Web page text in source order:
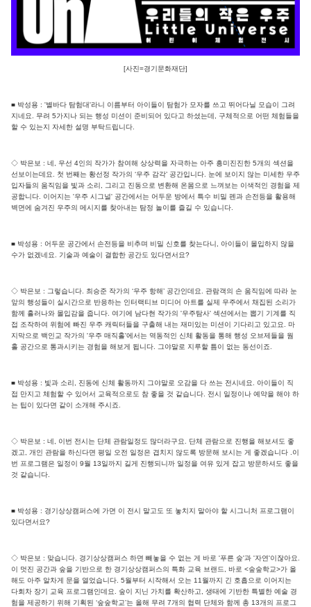
[사진=경기문화재단]
■ 박성용 : '별바다 탐험대'라니 이름부터 아이들이 탐험가 모자를 쓰고 뛰어다닐 모습이 그려
지네요. 무려 5가지나 되는 행성 미션이 준비되어 있다고 하셨는데, 구체적으로 어떤 체험들을
할 수 있는지 자세한 설명 부탁드립니다.
◇ 박은보 : 네, 우선 4인의 작가가 참여해 상상력을 자극하는 아주 흥미진진한 5개의 섹션을
선보이는데요. 첫 번째는 황선정 작가의 ‘우주 감각’ 공간입니다. 눈에 보이지 않는 미세한 우주
입자들의 움직임을 빛과 소리, 그리고 진동으로 변환해 온몸으로 느껴보는 이색적인 경험을 제
공합니다. 이어지는 '우주 시그널' 공간에서는 어두운 방에서 특수 비밀 펜과 손전등을 활용해
벽면에 숨겨진 우주의 메시지를 찾아내는 탐정 놀이를 즐길 수 있습니다.
■ 박성용 : 어두운 공간에서 손전등을 비추며 비밀 신호를 찾는다니, 아이들이 몰입하지 않을
수가 없겠네요. 기술과 예술이 결합한 공간도 있다면서요?
◇ 박은보 : 그렇습니다. 최승준 작가의 ‘우주 항해’ 공간인데요. 관람객의 손 움직임에 따라 눈
앞의 행성들이 실시간으로 반응하는 인터랙티브 미디어 아트를 실제 우주에서 채집된 소리가
함께 흘러나와 몰입감을 줍니다. 여기에 남다현 작가의 '우주탐사' 섹션에서는 뽑기 기계를 직
접 조작하여 위험에 빠진 우주 캐릭터들을 구출해 내는 재미있는 미션이 기다리고 있고요. 마
지막으로 백인교 작가의 '우주 매직홀'에서는 역동적인 신체 활동을 통해 행성 오브제들을 웜
홀 공간으로 통과시키는 경험을 해보게 됩니다. 그야말로 지루할 틈이 없는 동선이죠.
■ 박성용 : 빛과 소리, 진동에 신체 활동까지 그야말로 오감을 다 쓰는 전시네요. 아이들이 직
접 만지고 체험할 수 있어서 교육적으로도 참 좋을 것 같습니다. 전시 일정이나 예약을 해야 하
는 팁이 있다면 같이 소개해 주시죠.
◇ 박은보 : 네, 이번 전시는 단체 관람일정도 많더라구요. 단체 관람으로 진행을 해보셔도 좋
겠고, 개인 관람을 하신다면 평일 오전 일정은 겹치지 않도록 방문해 보시는 게 좋겠습니다 .이
번 프로그램은 일정이 9월 13일까지 길게 진행되니까 일정을 여유 있게 잡고 방문하셔도 좋을
것 같습니다.
■ 박성용 : 경기상상캠퍼스에 가면 이 전시 말고도 또 놓치지 말아야 할 시그니처 프로그램이
있다면서요?
◇ 박은보 : 맞습니다. 경기상상캠퍼스 하면 빼놓을 수 없는 게 바로 '푸른 숲'과 '자연'이잖아요.
이 멋진 공간과 숲을 기반으로 한 경기상상캠퍼스의 특화 교육 브랜드, 바로 <숲숲학교>가 올
해도 아주 알차게 문을 열었습니다. 5월부터 시작해서 오는 11월까지 긴 호흡으로 이어지는
다회차 장기 교육 프로그램인데요. 숲이 지닌 가치를 확산하고, 생태에 기반한 특별한 예술 경
험을 제공하기 위해 기획된 ‘숲숲학교’는 올해 무려 7개의 협력 단체와 함께 총 13개의 프로그